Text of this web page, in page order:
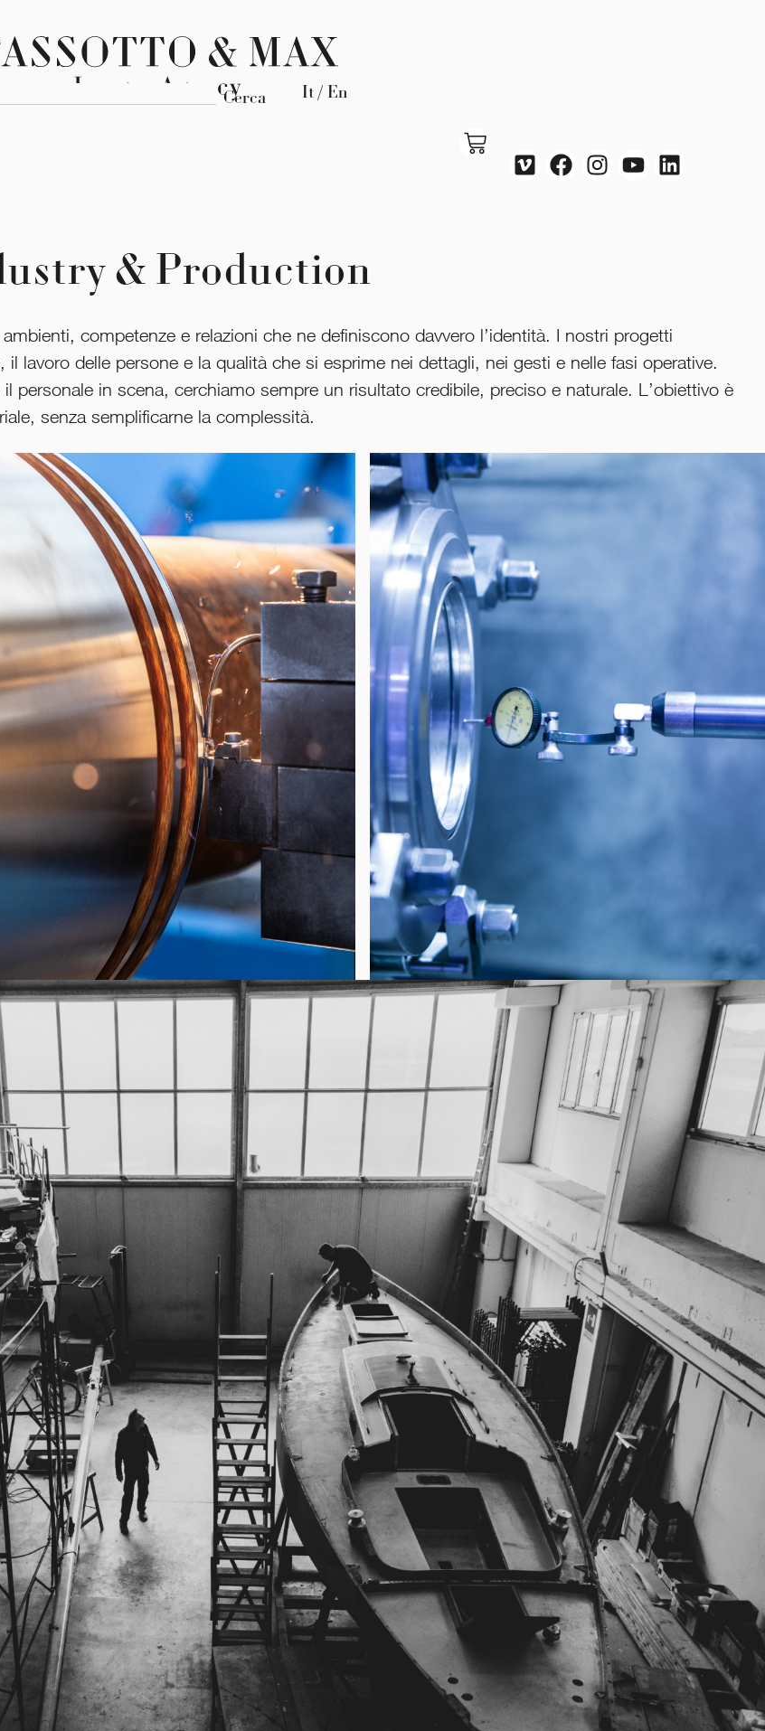
Cerca It / En
& Production
competenze e relazioni che ne definiscono davvero l’identità. I nostri progetti
lavoro delle persone e la qualità che si esprime nei dettagli, nei gesti e nelle fasi operative.
in scena, cerchiamo sempre un risultato credibile, preciso e naturale. L’obiettivo è
senza semplificarne la complessità.